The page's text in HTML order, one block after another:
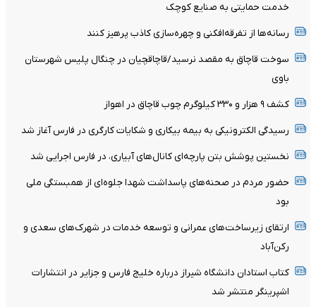
خدمت حمایتی به صنایع کوچک
رسانه‌ها از تفرقه‌افکنی و چهره‌سازی کاذب پرهیز کنند
سوخت قاچاق به مقصد نرسید/قاچاقچیان در چنگال پلیس شهرستان
باوی
کشف ۹ هزار و ۳۳۰ کیلوگرم چوب قاچاق در اهواز
رسیدگی الکترونیکی به بیمه بیکاری و شکایات کارگری در فارس آغاز شد
نخستین پوشش بتن پارچه‌ای کانال‌های آبیاری، در فارس اجرایی شد
حضور مردم در صحنه‌های پاسداشت شهدا جلوه‌ای از همبستگی ملی
بود
ارتقای زیرساخت‌های عمرانی و توسعه خدمات در شهرک‌های سعدی و
رکن‌آباد
کتاب استادان دانشگاه شیراز درباره خلیج فارس و جزایر در انتشارات
اشپرینگر منتشر شد